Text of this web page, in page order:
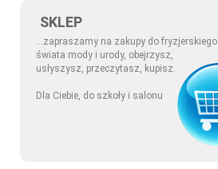
SKLEP
...zapraszamy na zakupy do fryzjerskiego
świata mody i urody, obejrzysz,
usłyszysz, przeczytasz, kupisz.
Dla Ciebie, do szkoły i salonu